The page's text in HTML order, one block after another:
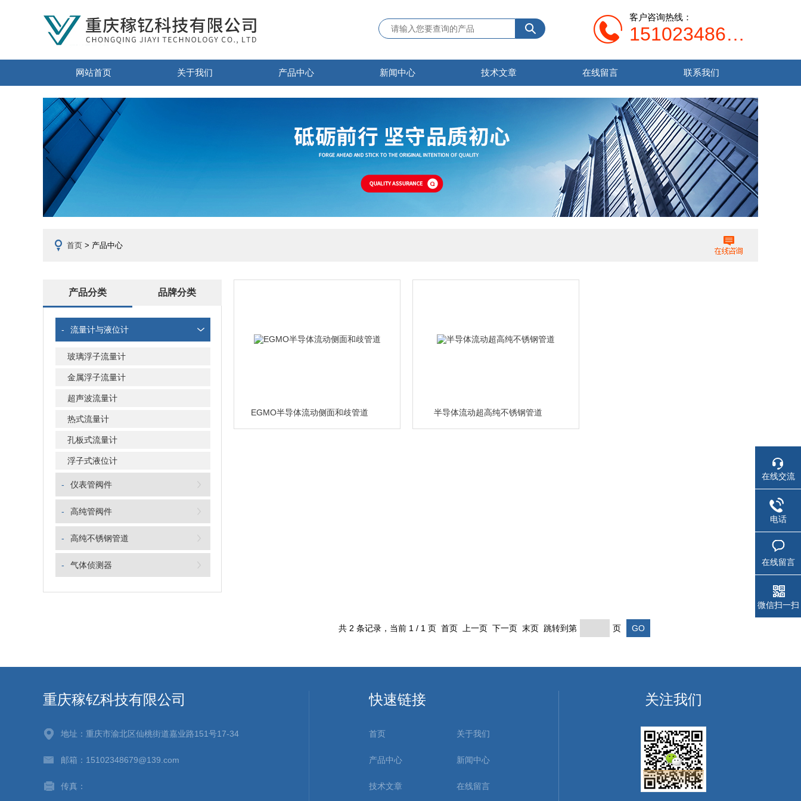
客户咨询热线：
15102348679
网站首页 关于我们 产品中心 新闻中心 技术文章 在线留言 联系我们
首页 > 产品中心
产品分类 品牌分类
- 流量计与液位计
玻璃浮子流量计
金属浮子流量计
超声波流量计
热式流量计
孔板式流量计
浮子式液位计
- 仪表管阀件
- 高纯管阀件
- 高纯不锈钢管道
- 气体侦测器
EGMO半导体流动侧面和歧管道 半导体流动超高纯不锈钢管道
共 2 条记录，当前 1 / 1 页 首页 上一页 下一页 末页 跳转到第 页
重庆稼钇科技有限公司
地址：重庆市渝北区仙桃街道嘉业路151号17-34
邮箱：15102348679@139.com
传真：
快速链接
首页 关于我们
产品中心 新闻中心
技术文章 在线留言
关注我们
在线交流
电话
在线留言
微信扫一扫